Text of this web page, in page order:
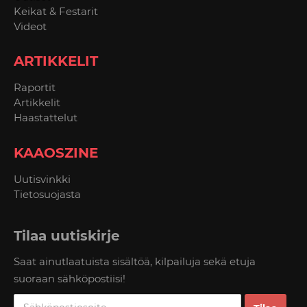
Keikat & Festarit
Videot
ARTIKKELIT
Raportit
Artikkelit
Haastattelut
KAAOSZINE
Uutisvinkki
Tietosuojasta
Tilaa uutiskirje
Saat ainutlaatuista sisältöä, kilpailuja sekä etuja
suoraan sähköpostiisi!